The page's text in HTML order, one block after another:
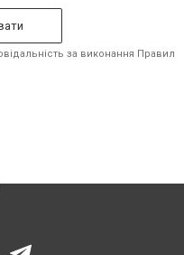
за виконання Правил